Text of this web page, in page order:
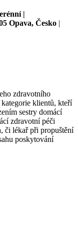
|
Opava, Česko |
zdravotního
klientů, kteří
sestry domácí
zdravotní péči
či lékař při propuštění
poskytování